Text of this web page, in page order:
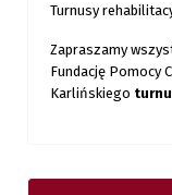
Turnusy
Zapraszamy
Fundację Pomocy
Karlińskiego